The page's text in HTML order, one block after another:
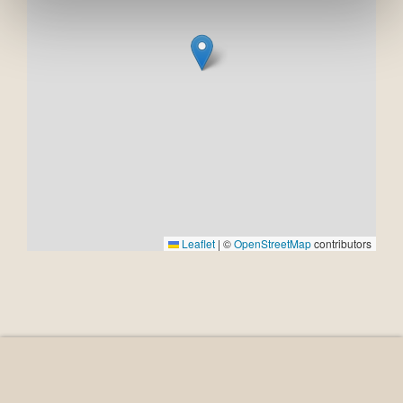
Leaflet | ©OpenStreetMapcontributors